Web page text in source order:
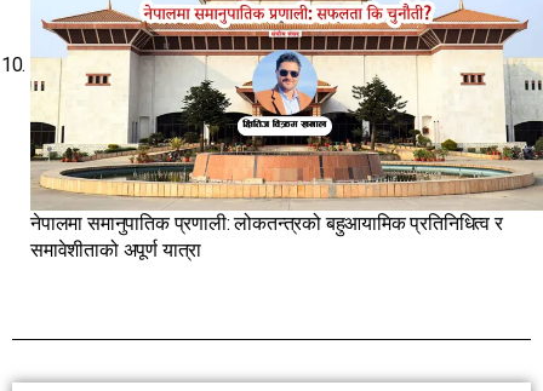
नेपालमा समानुपातिक प्रणाली: लोकतन्त्रको बहुआयामिक प्रतिनिधित्व र
समावेशीताको अपूर्ण यात्रा